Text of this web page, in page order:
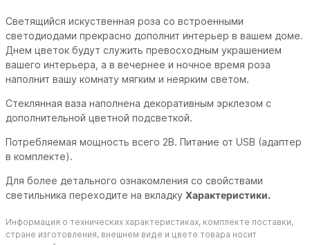
Светящийся искуственная роза со встроенными
светодиодами прекрасно дополнит интерьер в вашем доме.
Днем цветок будут служить превосходным украшением
вашего интерьера, а в вечернее и ночное время роза
наполнит вашу комнату мягким и неярким светом.
Стеклянная ваза наполнена декоративным эрклезом с
дополнительной цветной подсветкой.
Потребляемая мощность всего 2В. Питание от USB (адаптер
в комплекте).
Для более детального ознакомления со свойствами
светильника переходите на вкладку Характеристики.
Информация о технических характеристиках, комплекте поставки,
стране изготовления, внешнем виде и цвете товара носит